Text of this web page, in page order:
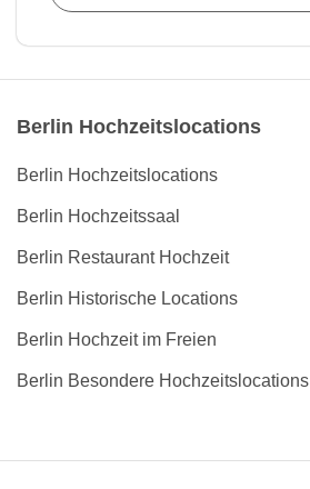
Berlin Hochzeitslocations
Berlin Hochzeitslocations
Berlin Hochzeitssaal
Berlin Restaurant Hochzeit
Berlin Historische Locations
Berlin Hochzeit im Freien
Berlin Besondere Hochzeitslocations